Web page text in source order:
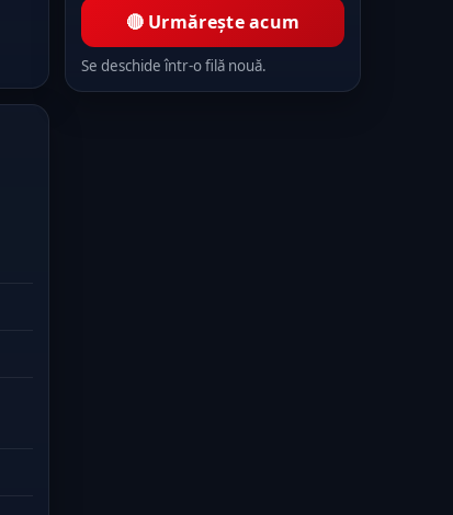
🔴 Urmărește acum
Se deschide într-o filă nouă.